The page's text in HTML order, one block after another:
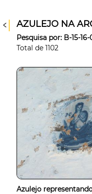
AZULEJO NA
Pesquisa por: B-15-
Total de 1102
Azulejo